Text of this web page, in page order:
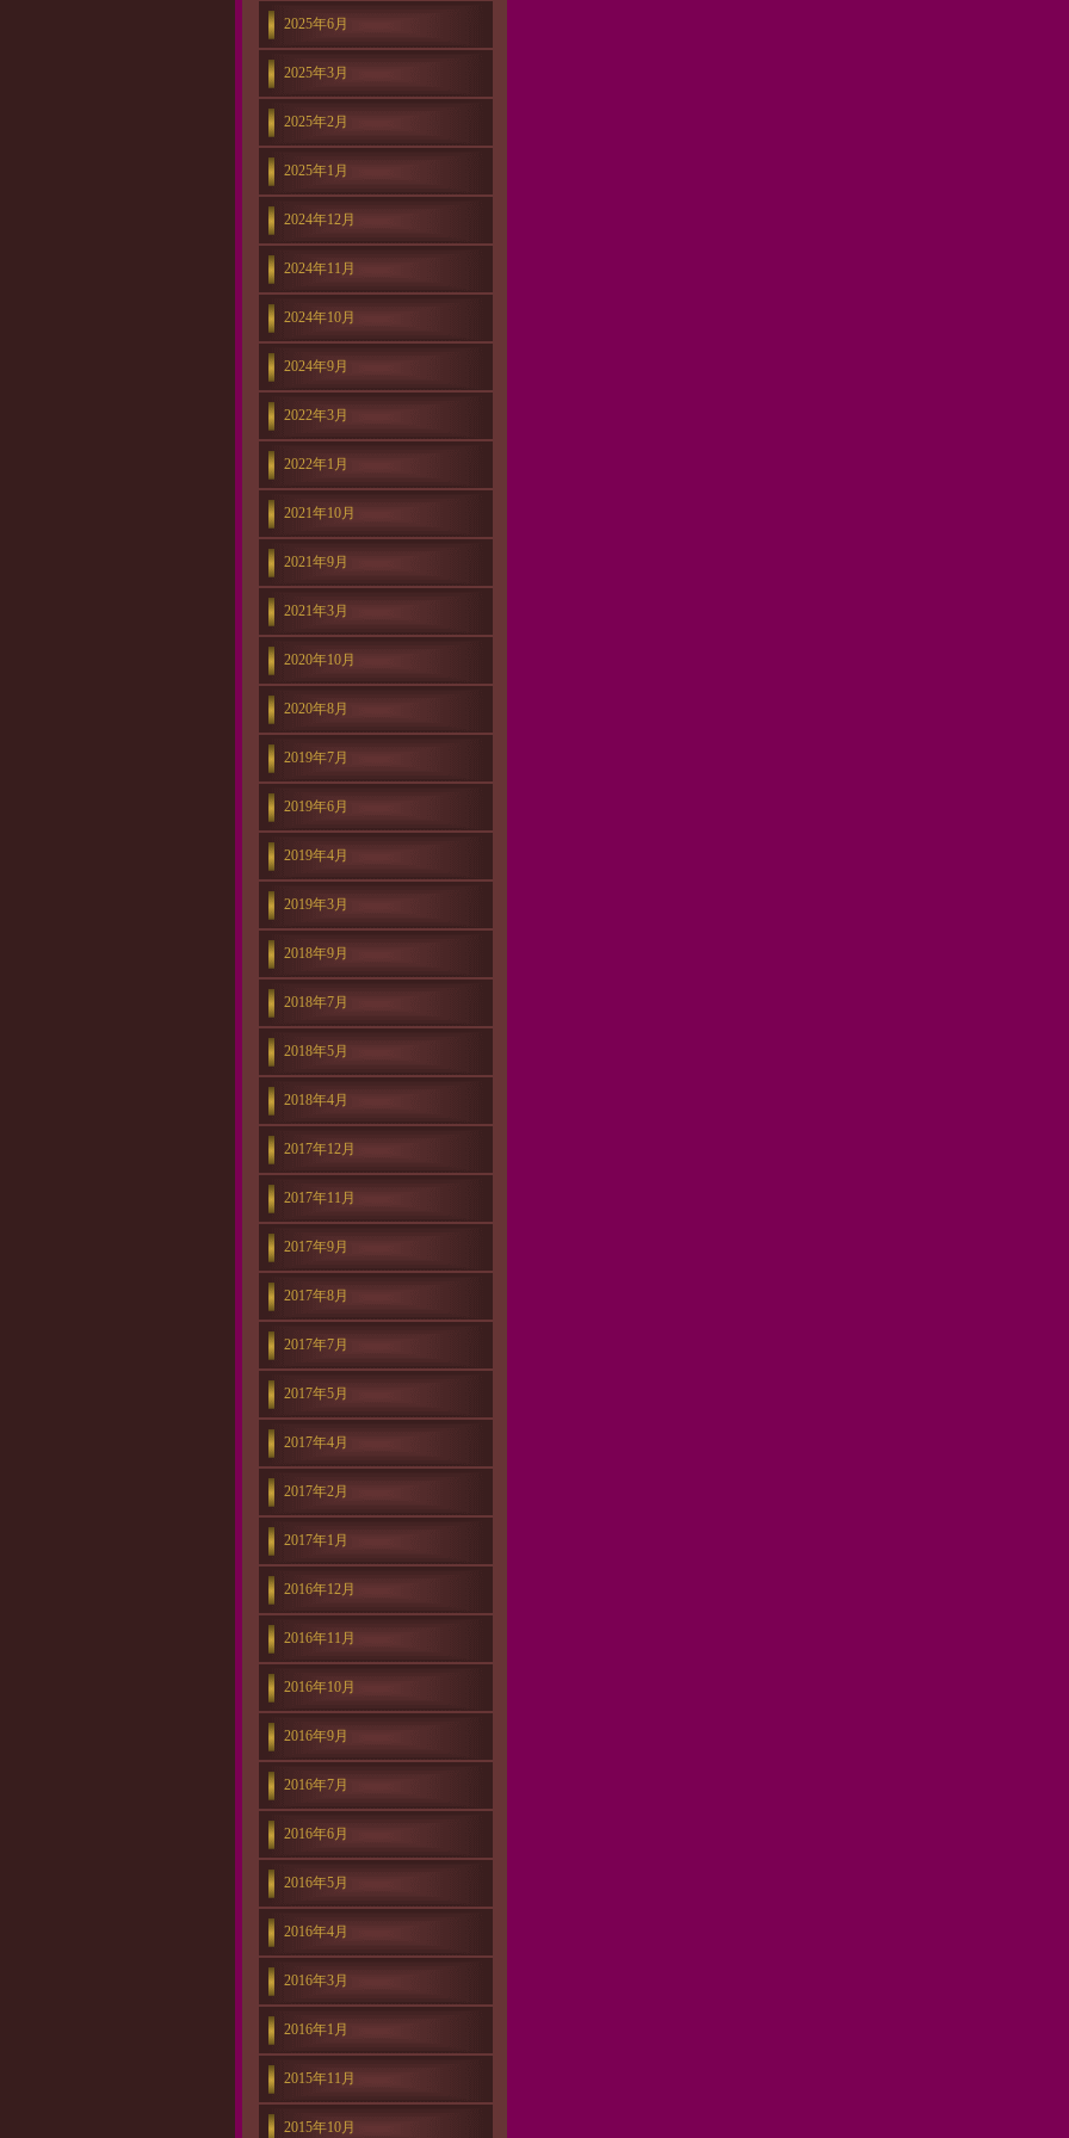
2025年6月
2025年3月
2025年2月
2025年1月
2024年12月
2024年11月
2024年10月
2024年9月
2022年3月
2022年1月
2021年10月
2021年9月
2021年3月
2020年10月
2020年8月
2019年7月
2019年6月
2019年4月
2019年3月
2018年9月
2018年7月
2018年5月
2018年4月
2017年12月
2017年11月
2017年9月
2017年8月
2017年7月
2017年5月
2017年4月
2017年2月
2017年1月
2016年12月
2016年11月
2016年10月
2016年9月
2016年7月
2016年6月
2016年5月
2016年4月
2016年3月
2016年1月
2015年11月
2015年10月